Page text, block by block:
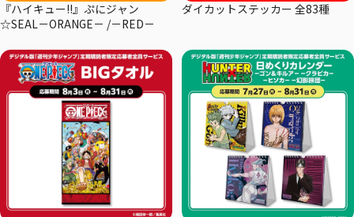
『ハイキュー!!』ぷにジャン
☆SEAL－ORANGE－ /－RED－
ダイカットステッカー 全83種